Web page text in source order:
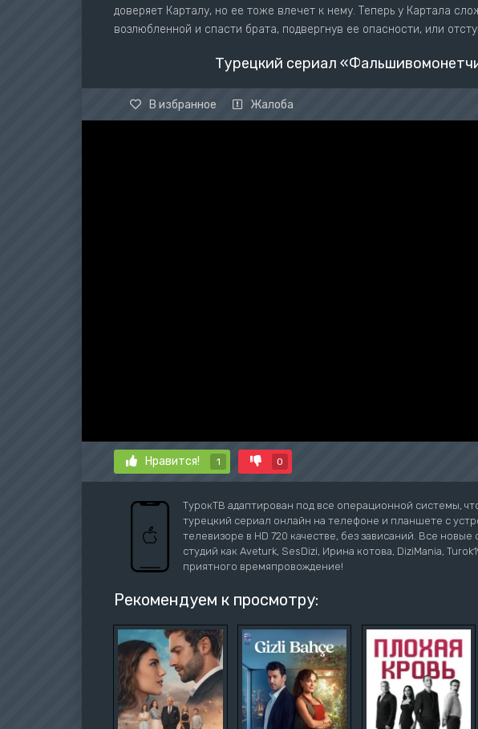
доверяет Карталу, но ее тоже влечет к нему. Теперь у Картала
возлюбленной и спасти брата, подвергнув ее опасности, или
Турецкий сериал
В избранное Жалоба
Нравится! 1 0
ТурокТВ адаптирован под все операционной системы,
турецкий сериал онлайн на телефоне и планшете с
телевизоре в HD 720 качестве, без зависаний. Все
студий как Aveturk, SesDizi, Ирина котова, DiziMania,
приятного времяпровождение!
Рекомендуем к просмотру: